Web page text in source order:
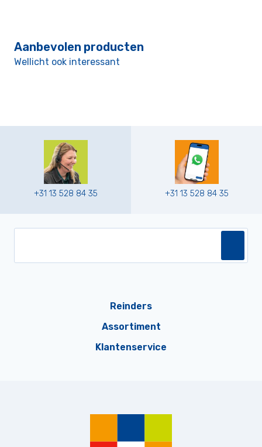
Aanbevolen producten
Wellicht ook interessant
+31 13 528 84 35 +31 13 528 84 35
Reinders
Assortiment
Klantenservice